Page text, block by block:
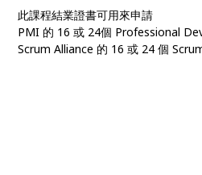
此課程結業證書可用來申請
PMI 的 16 或 24個 Professional
Scrum Alliance 的 16 或 24 個